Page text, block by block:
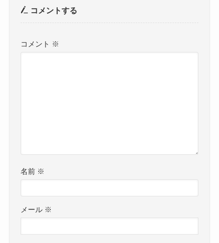
コメントする
コメント ※
名前 ※
メール ※